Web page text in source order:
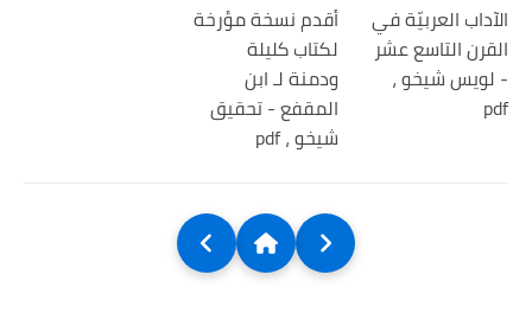
الآداب العربيّة في
القرن التاسع عشر
- لويس شيخو ،
pdf
أقدم نسخة مؤرخة
لكتاب كليلة
ودمنة لـ ابن
المقفع - تحقيق
شيخو ، pdf